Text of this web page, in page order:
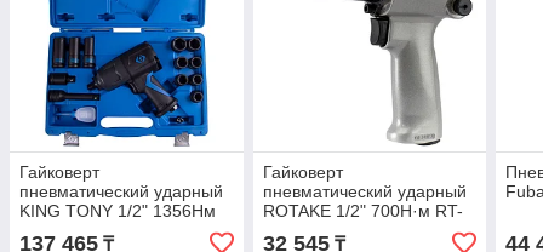
Гайковерт
пневматический ударный
KING TONY 1/2" 1356Нм
15шт. 44803AMP
137 465 ₸
Гайковерт
пневматический ударный
ROTAKE 1/2" 700Н·м RT-
32 545₸ 44